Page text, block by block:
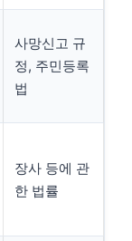
사망신고 규
정, 주민등록
법
장사 등에 관
한 법률